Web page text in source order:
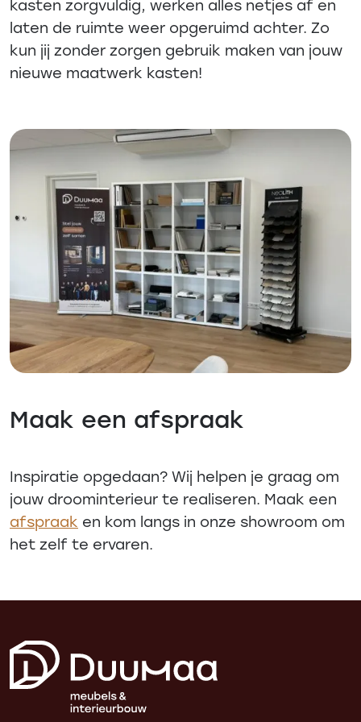
kasten zorgvuldig, werken alles netjes af en
laten de ruimte weer opgeruimd achter. Zo
kun jij zonder zorgen gebruik maken van jouw
nieuwe maatwerk kasten!
Maak een afspraak
Inspiratie opgedaan? Wij helpen je graag om
jouw droominterieur te realiseren. Maak een
afspraak en kom langs in onze showroom om
het zelf te ervaren.